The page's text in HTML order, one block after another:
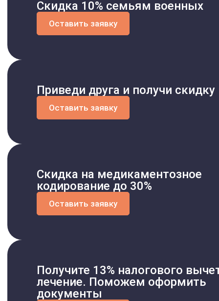
Скидка 10% семьям военных
Оставить заявку
Приведи друга и получи скидку
Оставить заявку
Скидка на медикаментозное
кодирование до 30%
Оставить заявку
Получите 13% налогового
лечение. Поможем оформить
документы